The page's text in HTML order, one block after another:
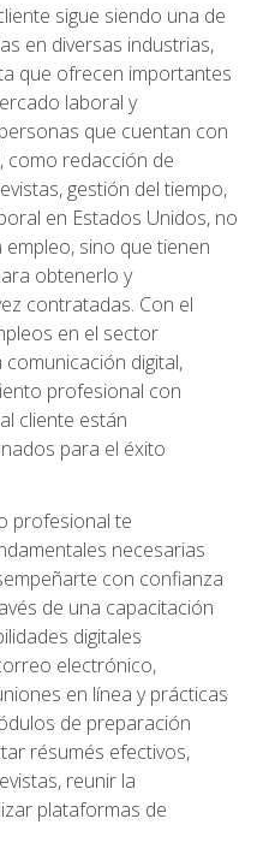
sigue siendo una de
en diversas industrias,
que ofrecen importantes
laboral y
que cuentan con
como redacción de
gestión del tiempo,
en Estados Unidos, no
sino que tienen
obtenerlo y
contratadas. Con el
en el sector
digital,
profesional con
cliente están
para el éxito
profesional te
necesarias
con confianza
de una capacitación
digitales
electrónico,
en línea y prácticas
de preparación
résumés efectivos,
reunir la
plataformas de